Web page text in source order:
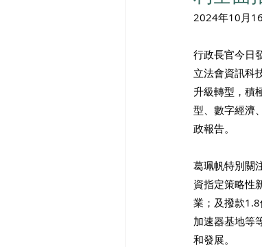
民建聯
議會監察
2024年10月
行政長官今日
立法會資訊科
升級轉型，積
型、數字經濟
政報告。
葛珮帆特別關
資指定策略性
業；及撥款
加速器基地等
和發展。